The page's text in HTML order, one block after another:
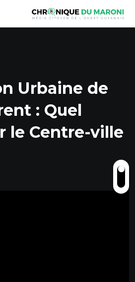
Urbaine de
: Quel
le Centre-ville